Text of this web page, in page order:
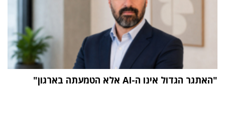
"האתגר הגדול אינו ה-AI אלא הטמעתה בארגון"